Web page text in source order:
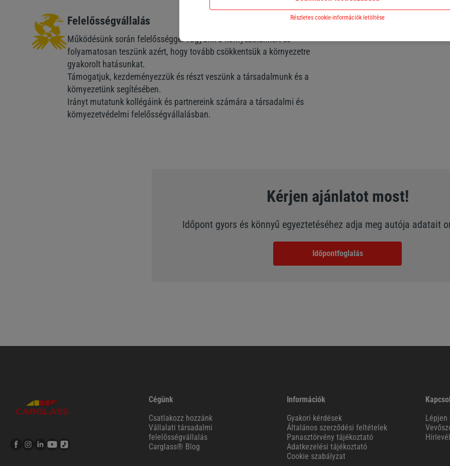
Felelősségvállalás
Működésünk során felelősséggel vagyunk a környezetünkért és
folyamatosan teszünk azért, hogy tovább csökkentsük a környezetre
gyakorolt hatásunkat.
Támogatjuk, kezdeményezzük és részt veszünk a társadalmunk és a
környezetünk segítésében.
Irányt mutatunk kollégáink és partnereink számára a társadalmi és
környezetvédelmi felelősségvállalásban.
Kérjen ajánlatot most!
Időpont gyors és könnyű egyeztetéséhez adja meg autója adatait
Időpontfoglalás
Cégünk
Csatlakozz hozzánk
Vállalati társadalmi
felelősségvállalás
Carglass® Blog
Információk
Gyakori kérdések
Általános szerződési feltételek
Panasztörvény tájékoztató
Adatkezelési tájékoztató
Cookie szabályzat
Lépjen
Részletes cookie-információk letöltése